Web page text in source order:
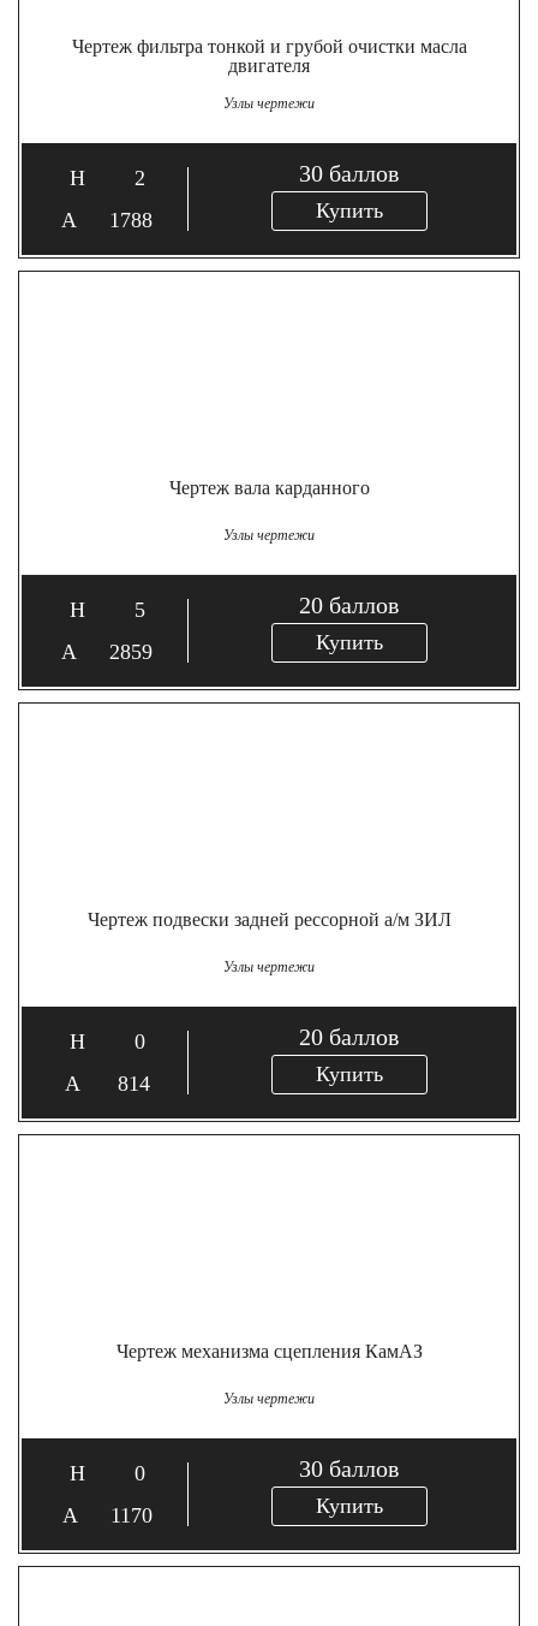
Чертеж фильтра тонкой и грубой очистки масла
двигателя
Узлы чертежи
2
1788
30 баллов
Купить
Чертеж вала карданного
Узлы чертежи
5
2859
20 баллов
Купить
Чертеж подвески задней рессорной а/м ЗИЛ
Узлы чертежи
0
814
20 баллов
Купить
Чертеж механизма сцепления КамАЗ
Узлы чертежи
0
1170
30 баллов
Купить